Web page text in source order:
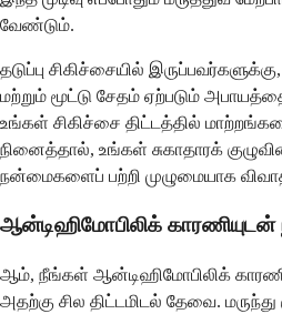
வேண்டும்.
தடுப்பு சிகிச்சையில்
மற்றும் மூட்டு சேதம் ஏற்படும்
உங்கள் சிகிச்சை திட்டத்தில்
நினைத்தால், உங்கள் சுகாதாரக்
நன்மைகளைப் பற்றி முழுமையாக
ஆன்டிஹிமோபிலிக்
ஆம், நீங்கள் ஆன்டிஹிமோபிலிக்
அதற்கு சில திட்டமிடல் தேவை. மருந்து